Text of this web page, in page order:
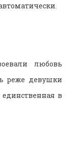
любовь
реже девушки
в